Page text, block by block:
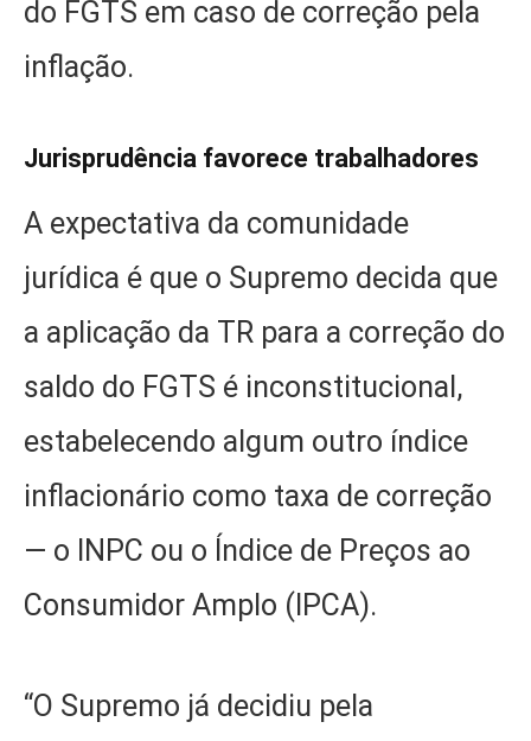
do FGTS em caso de correção pela
inflação.
Jurisprudência favorece trabalhadores
A expectativa da comunidade
jurídica é que o Supremo decida que
a aplicação da TR para a correção do
saldo do FGTS é inconstitucional,
estabelecendo algum outro índice
inflacionário como taxa de correção
— o INPC ou o Índice de Preços ao
Consumidor Amplo (IPCA).
“O Supremo já decidiu pela